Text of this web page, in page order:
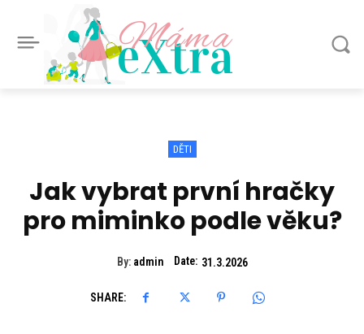
eXtra
Máma
DĚTI
Jak vybrat první hračky
pro miminko podle věku?
By: admin Date: 31.3.2026
SHARE: